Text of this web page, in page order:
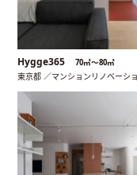
Hygge365 70㎡〜80㎡
東京都 ／マンションリノベーシ